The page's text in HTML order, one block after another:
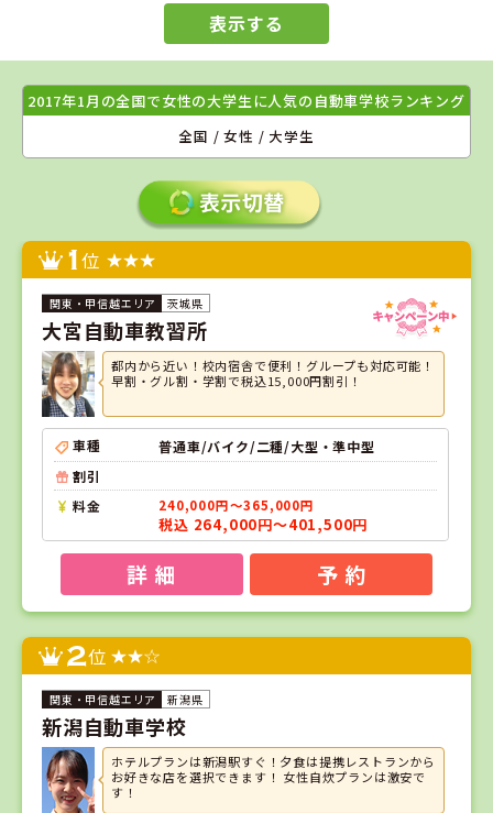
表示する
2017年1月の全国で女性の大学生に人気の自動車学校ランキング
全国 / 女性 / 大学生
1位
茨城県
大宮自動車教習所
都内から近い！校内宿舎で便利！グループも対応可能！
早割・グル割・学割で税込15,000円割引！
車種
普通車/バイク/二種/大型・準中型
割引
料金
240,000円～365,000円
税込 264,000円～401,500円
詳 細 予 約
2位
新潟県
新潟自動車学校
ホテルプランは新潟駅すぐ！夕食は提携レストランから
お好きな店を選択できます！ 女性自炊プランは激安で
す！